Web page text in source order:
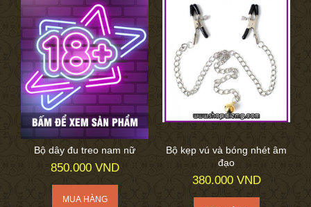
Bộ dây đu treo nam nữ
850.000 VND
Bộ kẹp vú và bóng nhét âm
đạo
380.000 VND